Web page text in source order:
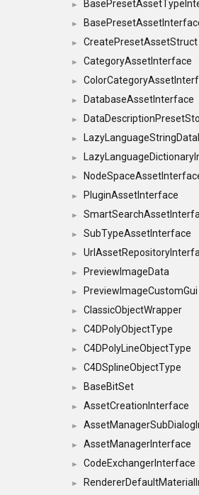
►
►
► CreatePresetAssetStruct
► CategoryAssetInterface
►
► DatabaseAssetInterface
►
►
►
►
► PluginAssetInterface
►
► SubTypeAssetInterface
►
► PreviewImageData
► PreviewImageCustomGui
► ClassicObjectWrapper
► C4DPolyObjectType
► C4DPolyLineObjectType
► C4DSplineObjectType
► BaseBitSet
► AssetCreationInterface
►
► AssetManagerInterface
► CodeExchangerInterface
►